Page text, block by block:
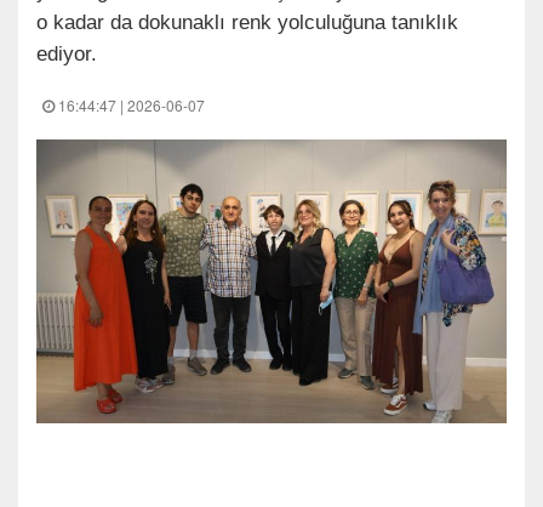
o kadar da dokunaklı renk yolculuğuna tanıklık
ediyor.
16:44:47 | 2026-06-07